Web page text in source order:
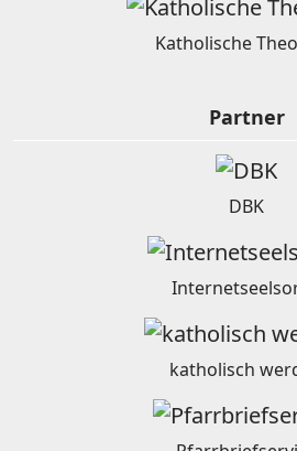
Katholische
Partner
DBK
katholisch